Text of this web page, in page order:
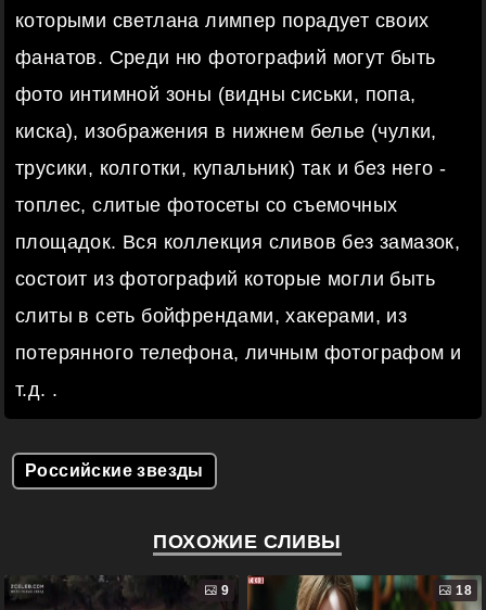
которыми светлана лимпер порадует своих
фанатов. Среди ню фотографий могут быть
фото интимной зоны (видны сиськи, попа,
киска), изображения в нижнем белье (чулки,
трусики, колготки, купальник) так и без него -
топлес, слитые фотосеты со съемочных
площадок. Вся коллекция сливов без замазок,
состоит из фотографий которые могли быть
слиты в сеть бойфрендами, хакерами, из
потерянного телефона, личным фотографом и
т.д. .
Российские звезды
ПОХОЖИЕ СЛИВЫ
9 18